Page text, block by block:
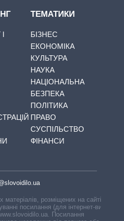
ТЕМАТИКИ
БІЗНЕС
ЕКОНОМІКА
КУЛЬТУРА
НАУКА
НАЦІОНАЛЬНА
БЕЗПЕКА
ПОЛІТИКА
ПРАВО
СУСПІЛЬСТВО
ФІНАНСИ
матеріалів, розміщених на сайті,
посилання (для інтернет-видань
Посилання